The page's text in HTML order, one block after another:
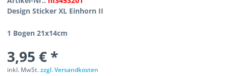
Design Sticker XL Einhorn II
1 Bogen 21x14cm
3,95 € *
inkl. MwSt.zzgl. Versandkosten